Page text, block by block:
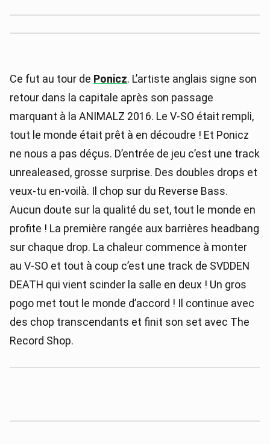
Ce fut au tour de Ponicz. L’artiste anglais signe son
retour dans la capitale après son passage
marquant à la ANIMALZ 2016. Le V-SO était rempli,
tout le monde était prêt à en découdre ! Et Ponicz
ne nous a pas déçus. D’entrée de jeu c’est une track
unrealeased, grosse surprise. Des doubles drops et
veux-tu en-voilà. Il chop sur du Reverse Bass.
Aucun doute sur la qualité du set, tout le monde en
profite ! La première rangée aux barrières headbang
sur chaque drop. La chaleur commence à monter
au V-SO et tout à coup c’est une track de SVDDEN
DEATH qui vient scinder la salle en deux ! Un gros
pogo met tout le monde d’accord ! Il continue avec
des chop transcendants et finit son set avec The
Record Shop.